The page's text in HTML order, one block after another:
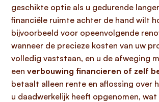
geschikte optie als u gedurende
financiële ruimte achter de hand wilt
bijvoorbeeld voor opeenvolgende
wanneer de precieze kosten van uw
volledig vaststaan, en u de afweging
een verbouwing financieren of zelf
betaalt alleen rente en aflossing over
u daadwerkelijk heeft opgenomen,